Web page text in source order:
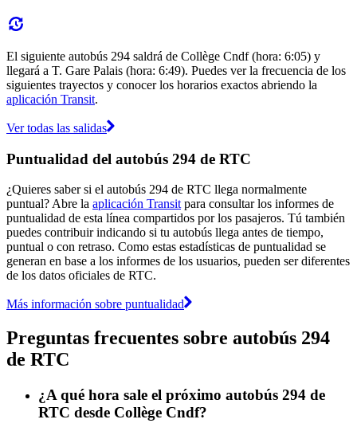
El siguiente autobús 294 saldrá de Collège Cndf (hora: 6:05) y
llegará a T. Gare Palais (hora: 6:49). Puedes ver la frecuencia de los
siguientes trayectos y conocer los horarios exactos abriendo la
aplicación Transit.
Ver todas las salidas
Puntualidad del autobús 294 de RTC
¿Quieres saber si el autobús 294 de RTC llega normalmente
puntual? Abre la aplicación Transitpara consultar los informes de
puntualidad de esta línea compartidos por los pasajeros. Tú también
puedes contribuir indicando si tu autobús llega antes de tiempo,
puntual o con retraso. Como estas estadísticas de puntualidad se
generan en base a los informes de los usuarios, pueden ser diferentes
de los datos oficiales de RTC.
Más información sobre puntualidad
Preguntas frecuentes sobre autobús 294
de RTC
¿A qué hora sale el próximo autobús 294 de
RTC desde Collège Cndf?